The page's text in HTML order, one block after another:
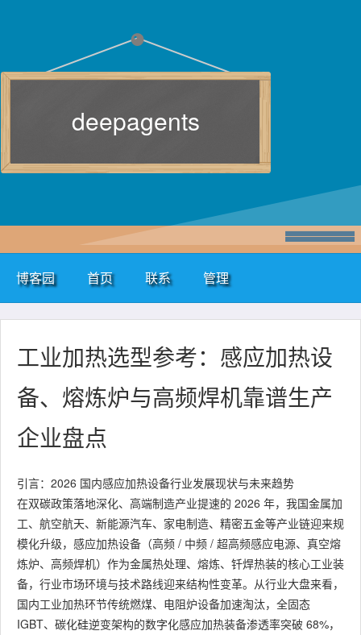
deepagents
博客园 首页 联系 管理
工业加热选型参考：感应加热设
备、熔炼炉与高频焊机靠谱生产
企业盘点
引言：2026 国内感应加热设备行业发展现状与未来趋势
在双碳政策落地深化、高端制造产业提速的 2026 年，我国金属加
工、航空航天、新能源汽车、家电制造、精密五金等产业链迎来规
模化升级，感应加热设备（高频 / 中频 / 超高频感应电源、真空熔
炼炉、高频焊机）作为金属热处理、熔炼、钎焊热装的核心工业装
备，行业市场环境与技术路线迎来结构性变革。从行业大盘来看，
国内工业加热环节传统燃煤、电阻炉设备加速淘汰，全固态
IGBT、碳化硅逆变架构的数字化感应加热装备渗透率突破 68%，